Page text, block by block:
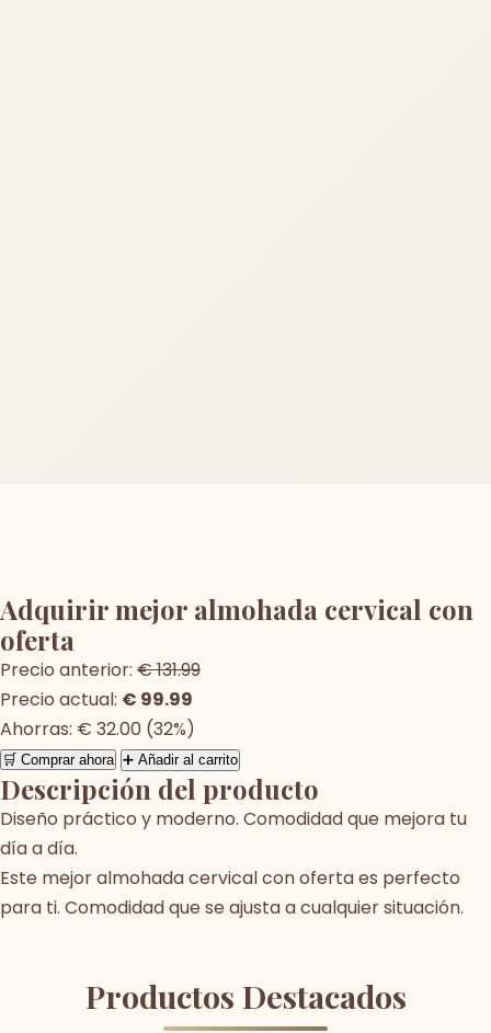
Adquirir mejor almohada cervical con
oferta
Precio anterior: € 131.99
Precio actual: € 99.99
Ahorras: € 32.00 (32%)
🛒 Comprar ahora ➕ Añadir al carrito
Descripción del producto
Diseño práctico y moderno. Comodidad que mejora tu
día a día.
Este mejor almohada cervical con oferta es perfecto
para ti. Comodidad que se ajusta a cualquier situación.
Productos Destacados